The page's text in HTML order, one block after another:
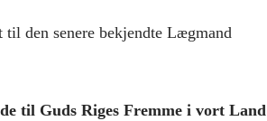
den senere bekjendte Lægmand
til Guds Riges Fremme i vort Land